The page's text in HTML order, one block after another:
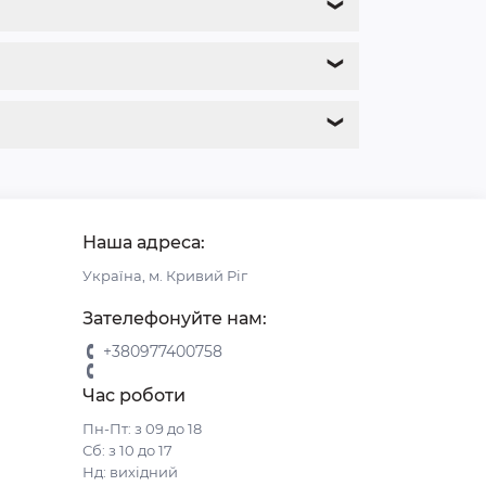
❯
❯
❯
Наша адреса:
Україна, м. Кривий Ріг
Зателефонуйте нам:
+380977400758
Час роботи
Пн-Пт: з 09 до 18
Сб: з 10 до 17
Нд: вихідний